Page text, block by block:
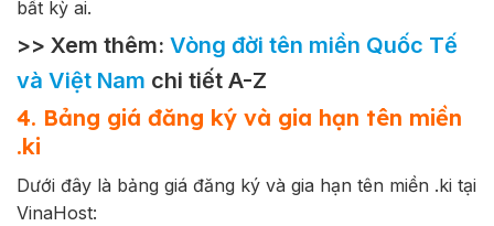
bất kỳ ai.
>> Xem thêm: Vòng đời tên miền Quốc Tế
và Việt Nam chi tiết A-Z
4. Bảng giá đăng ký và gia hạn tên miền
.ki
Dưới đây là bảng giá đăng ký và gia hạn tên miền .ki tại
VinaHost: